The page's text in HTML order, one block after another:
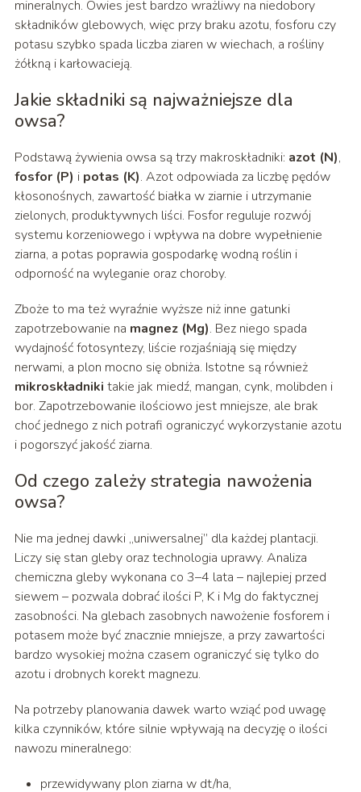
mineralnych. Owies jest bardzo wrażliwy na niedobory
składników glebowych, więc przy braku azotu, fosforu czy
potasu szybko spada liczba ziaren w wiechach, a rośliny
żółkną i karłowacieją.
Jakie składniki są najważniejsze dla
owsa?
Podstawą żywienia owsa są trzy makroskładniki: azot (N),
fosfor (P) i potas (K). Azot odpowiada za liczbę pędów
kłosonośnych, zawartość białka w ziarnie i utrzymanie
zielonych, produktywnych liści. Fosfor reguluje rozwój
systemu korzeniowego i wpływa na dobre wypełnienie
ziarna, a potas poprawia gospodarkę wodną roślin i
odporność na wyleganie oraz choroby.
Zboże to ma też wyraźnie wyższe niż inne gatunki
zapotrzebowanie na magnez (Mg). Bez niego spada
wydajność fotosyntezy, liście rozjaśniają się między
nerwami, a plon mocno się obniża. Istotne są również
mikroskładniki takie jak miedź, mangan, cynk, molibden i
bor. Zapotrzebowanie ilościowo jest mniejsze, ale brak
choć jednego z nich potrafi ograniczyć wykorzystanie azotu
i pogorszyć jakość ziarna.
Od czego zależy strategia nawożenia
owsa?
Nie ma jednej dawki „uniwersalnej” dla każdej plantacji.
Liczy się stan gleby oraz technologia uprawy. Analiza
chemiczna gleby wykonana co 3–4 lata – najlepiej przed
siewem – pozwala dobrać ilości P, K i Mg do faktycznej
zasobności. Na glebach zasobnych nawożenie fosforem i
potasem może być znacznie mniejsze, a przy zawartości
bardzo wysokiej można czasem ograniczyć się tylko do
azotu i drobnych korekt magnezu.
Na potrzeby planowania dawek warto wziąć pod uwagę
kilka czynników, które silnie wpływają na decyzję o ilości
nawozu mineralnego:
przewidywany plon ziarna w dt/ha,